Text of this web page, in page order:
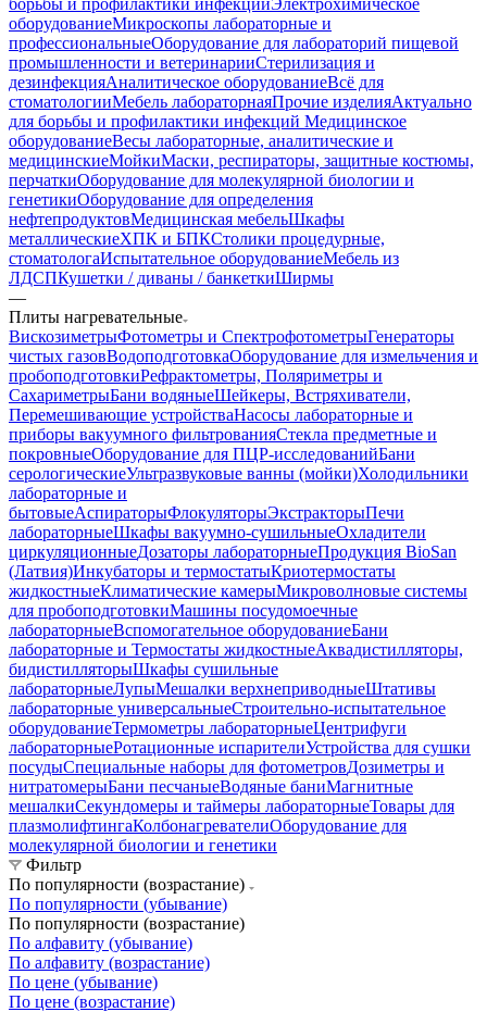
оборудованиеМикроскопы лабораторные и
профессиональныеОборудование для лабораторий пищевой
промышленности и ветеринарииСтерилизация и
дезинфекцияАналитическое оборудованиеВсё для
стоматологииМебель лабораторнаяПрочие изделияАктуально
для борьбы и профилактики инфекций Медицинское
оборудованиеВесы лабораторные, аналитические и
медицинскиеМойкиМаски, респираторы, защитные костюмы,
перчаткиОборудование для молекулярной биологии и
генетикиОборудование для определения
нефтепродуктовМедицинская мебельШкафы
металлическиеХПК и БПКСтолики процедурные,
стоматологаИспытательное оборудованиеМебель из
ЛДСПКушетки / диваны / банкеткиШирмы
—
Плиты нагревательные
ВискозиметрыФотометры и СпектрофотометрыГенераторы
чистых газовВодоподготовкаОборудование для измельчения и
пробоподготовкиРефрактометры, Поляриметры и
СахариметрыБани водяныеШейкеры, Встряхиватели,
Перемешивающие устройстваНасосы лабораторные и
приборы вакуумного фильтрованияСтекла предметные и
покровныеОборудование для ПЦР-исследованийБани
серологическиеУльтразвуковые ванны (мойки)Холодильники
лабораторные и
бытовыеАспираторыФлокуляторыЭкстракторыПечи
лабораторныеШкафы вакуумно-сушильныеОхладители
циркуляционныеДозаторы лабораторныеПродукция BioSan
(Латвия)Инкубаторы и термостатыКриотермостаты
жидкостныеКлиматические камерыМикроволновые системы
для пробоподготовкиМашины посудомоечные
лабораторныеВспомогательное оборудованиеБани
лабораторные и Термостаты жидкостныеАквадистилляторы,
бидистилляторыШкафы сушильные
лабораторныеЛупыМешалки верхнеприводныеШтативы
лабораторные универсальныеСтроительно-испытательное
оборудованиеТермометры лабораторныеЦентрифуги
лабораторныеРотационные испарителиУстройства для сушки
посудыСпециальные наборы для фотометровДозиметры и
нитратомерыБани песчаныеВодяные баниМагнитные
мешалкиСекундомеры и таймеры лабораторныеТовары для
плазмолифтингаКолбонагревателиОборудование для
молекулярной биологии и генетики
Фильтр
По популярности (возрастание)
По популярности (убывание)
По популярности (возрастание)
По алфавиту (убывание)
По алфавиту (возрастание)
По цене (убывание)
По цене (возрастание)